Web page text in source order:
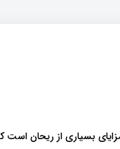
بسیاری از ریحان